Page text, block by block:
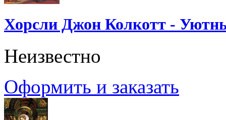
Хорсли Джон Колкотт -
Неизвестно
Оформить и заказать